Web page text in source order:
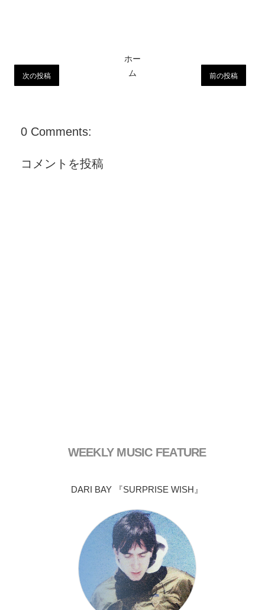
次の投稿 前の投稿
ホー
ム
0 Comments:
コメントを投稿
WEEKLY MUSIC FEATURE
DARI BAY 『SURPRISE WISH』